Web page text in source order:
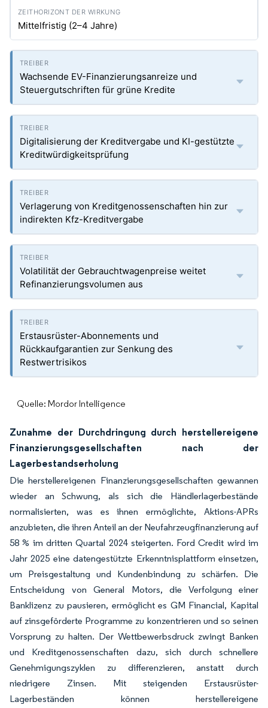
Mittelfristig (2–4 Jahre)
Wachsende EV-Finanzierungsanreize und
Steuergutschriften für grüne Kredite
Digitalisierung der Kreditvergabe und KI-gestützte
Kreditwürdigkeitsprüfung
Verlagerung von Kreditgenossenschaften hin zur
indirekten Kfz-Kreditvergabe
Volatilität der Gebrauchtwagenpreise weitet
Refinanzierungsvolumen aus
Erstausrüster-Abonnements und
Rückkaufgarantien zur Senkung des
Restwertrisikos
Quelle: Mordor Intelligence
Zunahme der Durchdringung durch herstellereigene
Finanzierungsgesellschaften nach der
Lagerbestandserholung
Die herstellereigenen Finanzierungsgesellschaften gewannen
wieder an Schwung, als sich die Händlerlagerbestände
normalisierten, was es ihnen ermöglichte, Aktions-APRs
anzubieten, die ihren Anteil an der Neufahrzeugfinanzierung auf
58 % im dritten Quartal 2024 steigerten. Ford Credit wird im
Jahr 2025 eine datengestützte Erkenntnisplattform einsetzen,
um Preisgestaltung und Kundenbindung zu schärfen. Die
Entscheidung von General Motors, die Verfolgung einer
Banklizenz zu pausieren, ermöglicht es GM Financial, Kapital
auf zinsgeförderte Programme zu konzentrieren und so seinen
Vorsprung zu halten. Der Wettbewerbsdruck zwingt Banken
und Kreditgenossenschaften dazu, sich durch schnellere
Genehmigungszyklen zu differenzieren, anstatt durch
niedrigere Zinsen. Mit steigenden Erstausrüster-
Lagerbeständen können herstellereigene